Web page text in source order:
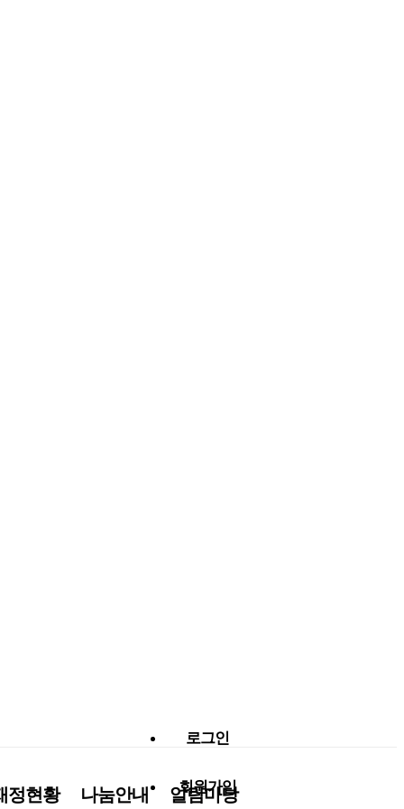
로그인
회원가입
정현황 나눔안내 알림마당